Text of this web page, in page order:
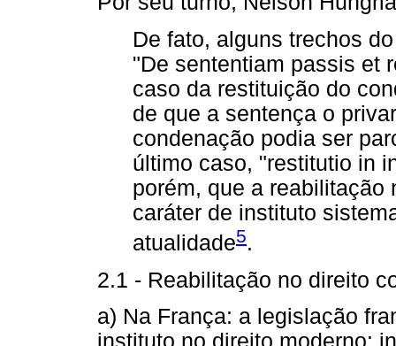
De fato, alguns trechos
"De sententiam passis et
caso da restituição do
de que a sentença o
condenação podia ser
último caso, "restitutio in
porém, que a reabilitação
caráter de instituto
atualidade5.
2.1 - Reabilitação no direito
a) Na França: a legislação
instituto no direito moderno: